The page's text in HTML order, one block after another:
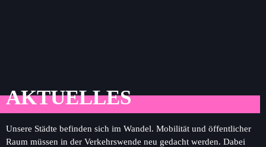
AKTUELLES
Unsere Städte befinden sich im Wandel. Mobilität und öffentlicher
Raum müssen in der Verkehrswende neu gedacht werden. Dabei